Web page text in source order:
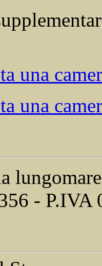
una
una
- P.IVA